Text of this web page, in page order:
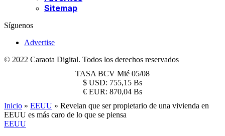
Sitemap
Síguenos
Advertise
© 2022 Caraota Digital. Todos los derechos reservados
TASA BCV Mié 05/08
$ USD: 755,15 Bs
€ EUR: 870,04 Bs
Inicio » EEUU » Revelan que ser propietario de una vivienda en
EEUU es más caro de lo que se piensa
EEUU